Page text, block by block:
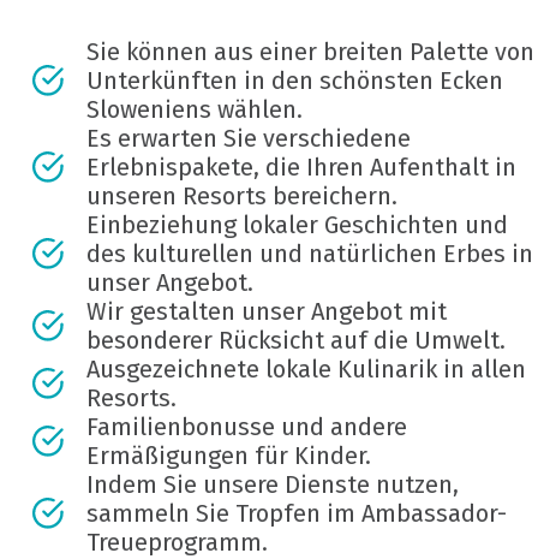
Sie können aus einer breiten Palette von
Unterkünften in den schönsten Ecken
Sloweniens wählen.
Es erwarten Sie verschiedene
Erlebnispakete, die Ihren Aufenthalt in
unseren Resorts bereichern.
Einbeziehung lokaler Geschichten und
des kulturellen und natürlichen Erbes in
unser Angebot.
Wir gestalten unser Angebot mit
besonderer Rücksicht auf die Umwelt.
Ausgezeichnete lokale Kulinarik in allen
Resorts.
Familienbonusse und andere
Ermäßigungen für Kinder.
Indem Sie unsere Dienste nutzen,
sammeln Sie Tropfen im Ambassador-
Treueprogramm.